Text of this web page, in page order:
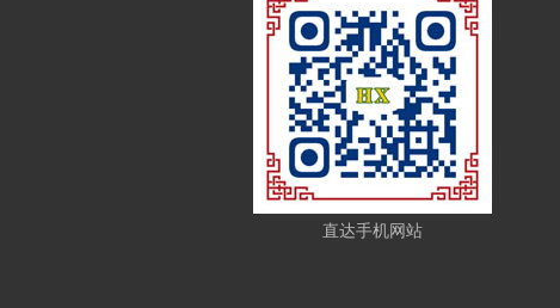
直达手机网站